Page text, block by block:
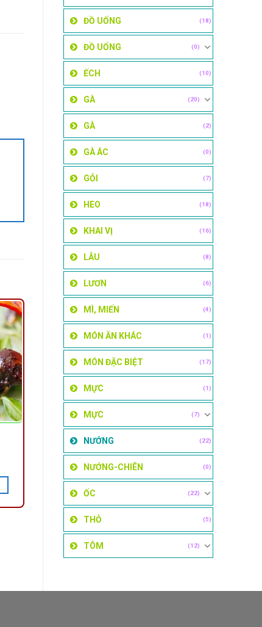
ĐỒ UỐNG (18)
ĐỒ UỐNG (0)
ẾCH (10)
GÀ (20)
GÀ (2)
GÀ ÁC (0)
GỎI (7)
HEO (18)
KHAI VỊ (16)
LẪU (8)
LƯƠN (6)
MÌ, MIẾN (4)
MÓN ĂN KHÁC (1)
MÓN ĐẶC BIỆT (17)
MỰC (1)
MỰC (7)
NƯỚNG (22)
NƯỚNG-CHIÊN (0)
ỐC (22)
THỎ (5)
TÔM (12)